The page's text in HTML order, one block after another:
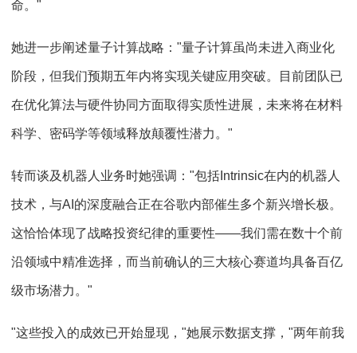
命。"
她进一步阐述量子计算战略："量子计算虽尚未进入商业化
阶段，但我们预期五年内将实现关键应用突破。目前团队已
在优化算法与硬件协同方面取得实质性进展，未来将在材料
科学、密码学等领域释放颠覆性潜力。"
转而谈及机器人业务时她强调："包括Intrinsic在内的机器人
技术，与AI的深度融合正在谷歌内部催生多个新兴增长极。
这恰恰体现了战略投资纪律的重要性——我们需在数十个前
沿领域中精准选择，而当前确认的三大核心赛道均具备百亿
级市场潜力。"
"这些投入的成效已开始显现，"她展示数据支撑，"两年前我